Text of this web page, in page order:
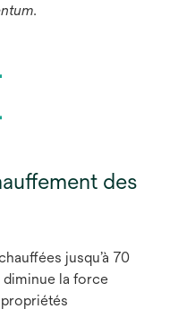
des
jusqu’à 70
diminue la force